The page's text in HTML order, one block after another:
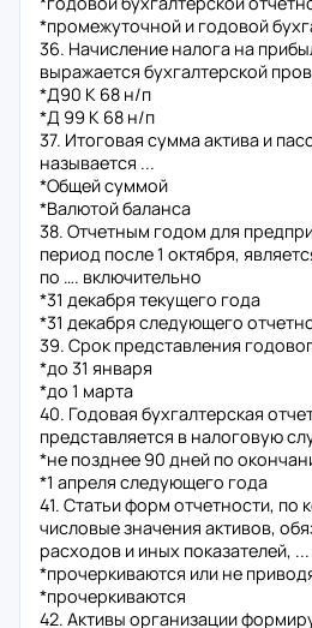
*промежуточной и годовой
36. Начисление налога на
выражается бухгалтерской
*Д90 К 68 н/п
*Д 99 К 68 н/п
37. Итоговая сумма актива и
называется ...
*Общей суммой
*Валютой баланса
38. Отчетным годом для
период после 1 октября,
по …. включительно
*31 декабря текущего года
*31 декабря следующего
39. Срок представления
*до 31 января
*до 1 марта
40. Годовая бухгалтерская
представляется в налоговую
*не позднее 90 дней по
*1 апреля следующего года
41. Статьи форм отчетности, по
числовые значения активов,
расходов и иных показателей, ...
*прочеркиваются или не
*прочеркиваются
42. Активы организации